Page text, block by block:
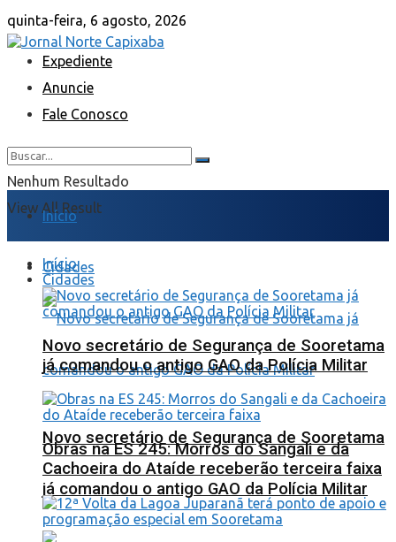
quinta-feira, 6 agosto, 2026
Expediente
Anuncie
Fale Conosco
Nenhum Resultado
View All Result
Início
Cidades
Novo secretário de Segurança de Sooretama
já comandou o antigo GAO da Polícia Militar
Início
Cidades
Novo secretário de Segurança de Sooretama
já comandou o antigo GAO da Polícia Militar
Obras na ES 245: Morros do Sangali e da
Cachoeira do Ataíde receberão terceira faixa